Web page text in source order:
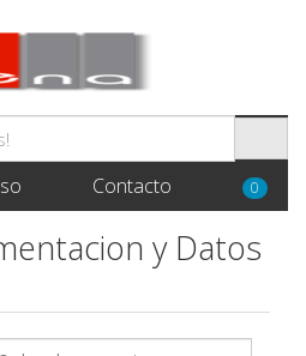
Contacto 0
y Datos